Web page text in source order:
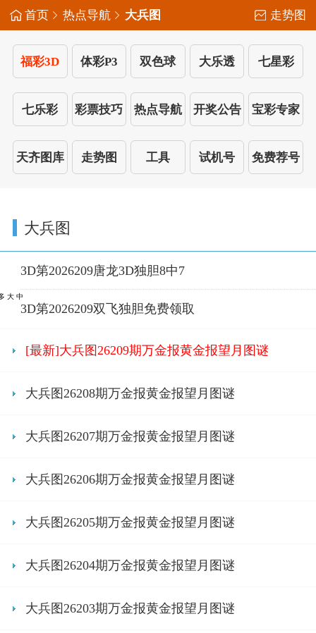
首页 热点导航 大兵图 走势图
福彩3D 体彩P3 双色球 大乐透 七星彩
七乐彩 彩票技巧 热点导航 开奖公告 宝彩专家
天齐图库 走势图 工具 试机号 免费荐号
大兵图
3D第2026209唐龙3D独胆8中7
3D第2026209双飞独胆免费领取
[最新]大兵图26209期万金报黄金报望月图谜
大兵图26208期万金报黄金报望月图谜
大兵图26207期万金报黄金报望月图谜
大兵图26206期万金报黄金报望月图谜
大兵图26205期万金报黄金报望月图谜
大兵图26204期万金报黄金报望月图谜
大兵图26203期万金报黄金报望月图谜